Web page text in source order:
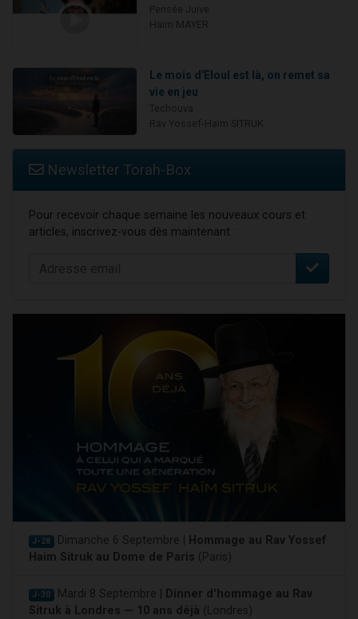
Le mois d'Eloul est là, on remet sa
vie en jeu
Newsletter Torah-Box
Pour recevoir chaque semaine les nouveaux cours et
articles, inscrivez-vous dès maintenant :
J-28 Dimanche 6 Septembre |
Hommage au Rav Yossef
Haim Sitruk au Dome de Paris (Paris)
J-30 Mardi 8 Septembre |
Dinner d'hommage au Rav
Sitruk à Londres — 10 ans déjà (Londres)